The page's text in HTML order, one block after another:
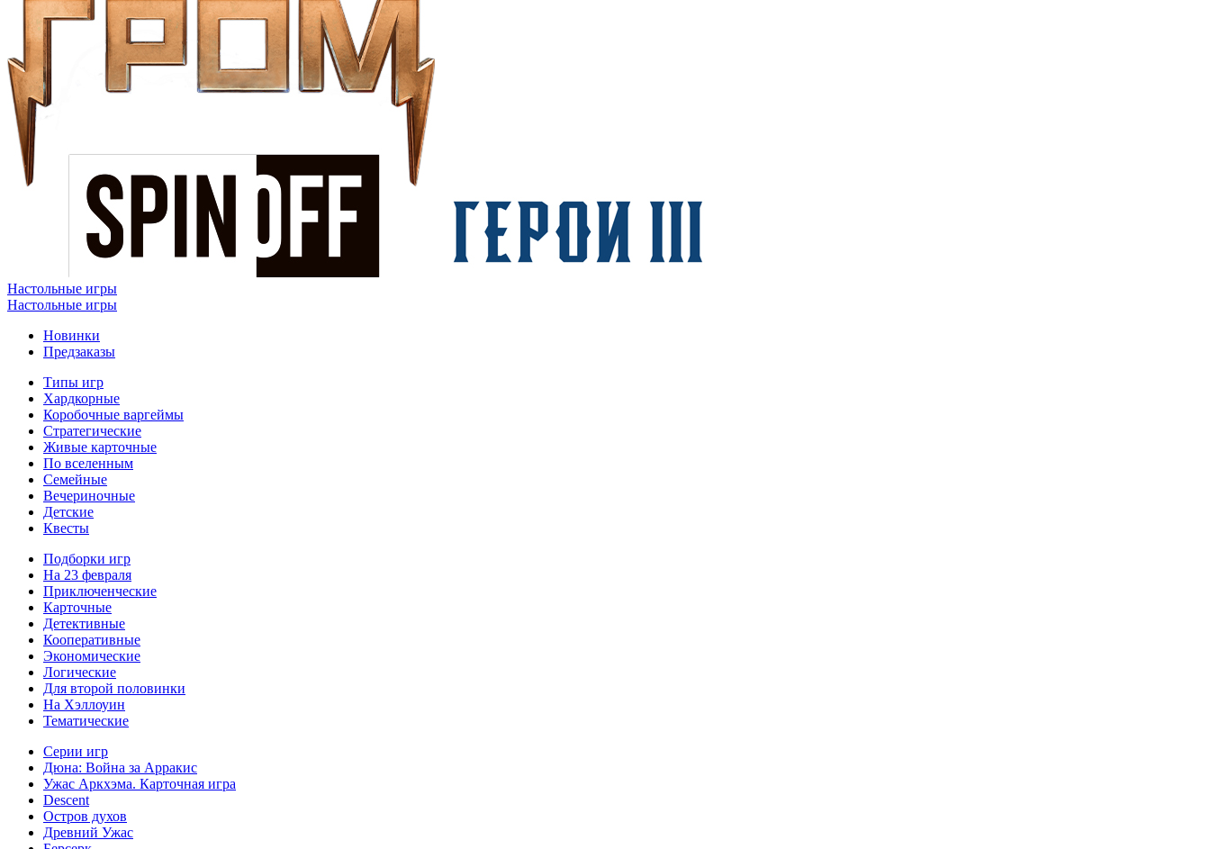
Настольные игры
Настольные игры
Новинки
Предзаказы
Типы игр
Хардкорные
Коробочные варгеймы
Стратегические
Живые карточные
По вселенным
Семейные
Вечериночные
Детские
Квесты
Подборки игр
На 23 февраля
Приключенческие
Карточные
Детективные
Кооперативные
Экономические
Логические
Для второй половинки
На Хэллоуин
Тематические
Серии игр
Дюна: Война за Арракис
Ужас Аркхэма. Карточная игра
Descent
Остров духов
Древний Ужас